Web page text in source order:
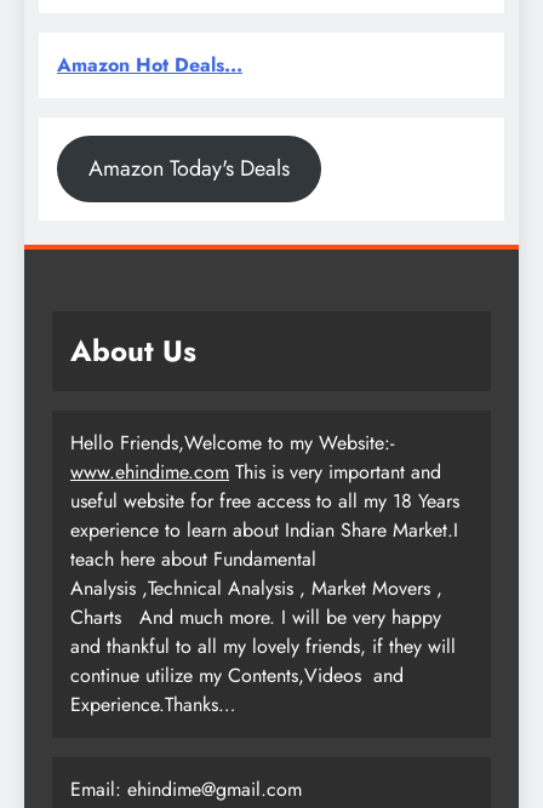
Amazon Hot Deals...
Amazon Today's Deals
About Us
Hello Friends,Welcome to my Website:-
www.ehindime.com This is very important and
useful website for free access to all my 18 Years
experience to learn about Indian Share Market.I
teach here about Fundamental
Analysis ,Technical Analysis , Market Movers ,
Charts
And much more. I will be very happy
and thankful to all my lovely friends, if they will
continue utilize my Contents,Videos and
Experience.Thanks…
Email: ehindime@gmail.com